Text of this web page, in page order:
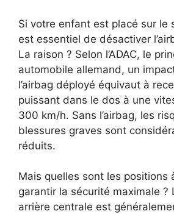
Si votre enfant est placé sur le
est essentiel de désactiver
La raison ? Selon l’ADAC, le
automobile allemand, un
l’airbag déployé équivaut à
puissant dans le dos à une
300 km/h. Sans l’airbag, les
blessures graves sont
réduits.
Mais quelles sont les positions
garantir la sécurité maximale ?
arrière centrale est